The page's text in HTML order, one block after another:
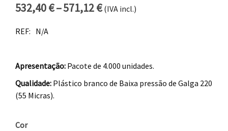
532,40€–571,12€
Price range: 532,40 €
(IVA incl.)
REF: N/A
Apresentação: Pacote de 4.000 unidades.
Qualidade: Plástico branco de Baixa pressão de Galga 220
(55 Micras).
Cor